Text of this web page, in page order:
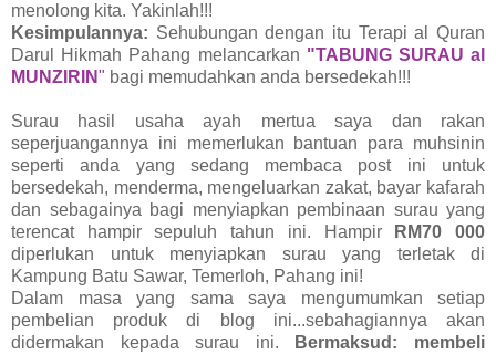
menolong kita. Yakinlah!!!
Kesimpulannya: Sehubungan dengan itu Terapi al Quran
Darul Hikmah Pahang melancarkan "TABUNG SURAU al
MUNZIRIN" bagi memudahkan anda bersedekah!!!
Surau hasil usaha ayah mertua saya dan rakan
seperjuangannya ini memerlukan bantuan para muhsinin
seperti anda yang sedang membaca post ini untuk
bersedekah, menderma, mengeluarkan zakat, bayar kafarah
dan sebagainya bagi menyiapkan pembinaan surau yang
terencat hampir sepuluh tahun ini. Hampir
RM70 000
diperlukan untuk menyiapkan surau yang terletak di
Kampung Batu Sawar, Temerloh, Pahang ini!
Dalam masa yang sama saya mengumumkan setiap
pembelian produk di blog ini...sebahagiannya akan
didermakan kepada surau ini.
Bermaksud: membeli